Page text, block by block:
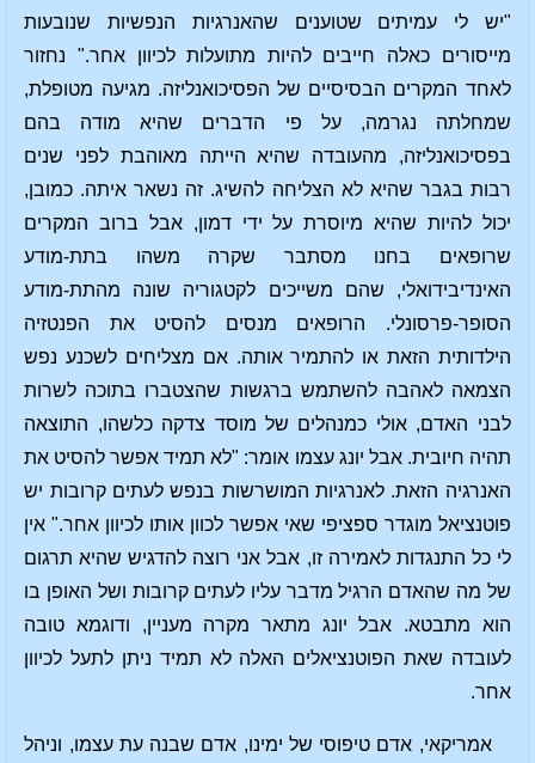
"יש לי עמיתים שטוענים שהאנרגיות הנפשיות שנובעות
מייסורים כאלה חייבים להיות מתועלות לכיוון אחר." נחזור
לאחד המקרים הבסיסיים של הפסיכואנליזה. מגיעה מטופלת,
שמחלתה נגרמה, על פי הדברים שהיא מודה בהם
בפסיכואנליזה, מהעובדה שהיא הייתה מאוהבת לפני שנים
רבות בגבר שהיא לא הצליחה להשיג. זה נשאר איתה. כמובן,
יכול להיות שהיא מיוסרת על ידי דמון, אבל ברוב המקרים
שרופאים בחנו מסתבר שקרה משהו בתת-מודע
האינדיבידואלי, שהם משייכים לקטגוריה שונה מהתת-מודע
הסופר-פרסונלי. הרופאים מנסים להסיט את הפנטזיה
הילדותית הזאת או להתמיר אותה. אם מצליחים לשכנע נפש
הצמאה לאהבה להשתמש ברגשות שהצטברו בתוכה לשרות
לבני האדם, אולי כמנהלים של מוסד צדקה כלשהו, התוצאה
תהיה חיובית. אבל יונג עצמו אומר: "לא תמיד אפשר להסיט את
האנרגיה הזאת. לאנרגיות המושרשות בנפש לעתים קרובות יש
פוטנציאל מוגדר ספציפי שאי אפשר לכוון אותו לכיוון אחר." אין
לי כל התנגדות לאמירה זו, אבל אני רוצה להדגיש שהיא תרגום
של מה שהאדם הרגיל מדבר עליו לעתים קרובות ושל האופן בו
הוא מתבטא. אבל יונג מתאר מקרה מעניין, ודוגמא טובה
לעובדה שאת הפוטנציאלים האלה לא תמיד ניתן לתעל לכיוון
אחר.
אמריקאי, אדם טיפוסי של ימינו, אדם שבנה עת עצמו, וניהל